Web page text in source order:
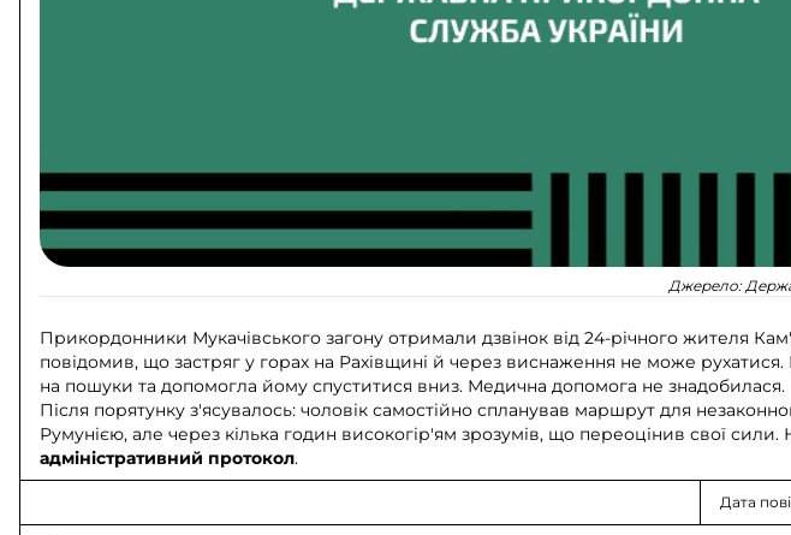
Джерело:
Прикордонники Мукачівського загону отримали дзвінок від 24-річного жителя
повідомив, що застряг у горах на Рахівщині й через виснаження не може
на пошуки та допомогла йому спуститися вниз. Медична допомога не знадобилася.
Після порятунку з'ясувалось: чоловік самостійно спланував маршрут для
Румунією, але через кілька годин високогір'ям зрозумів, що переоцінив свої
адміністративний протокол.
Дата